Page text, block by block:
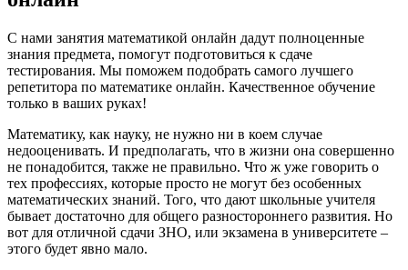
С нами занятия математикой онлайн дадут полноценные
знания предмета, помогут подготовиться к сдаче
тестирования. Мы поможем подобрать самого лучшего
репетитора по математике онлайн. Качественное обучение
только в ваших руках!
Математику, как науку, не нужно ни в коем случае
недооценивать. И предполагать, что в жизни она совершенно
не понадобится, также не правильно. Что ж уже говорить о
тех профессиях, которые просто не могут без особенных
математических знаний. Того, что дают школьные учителя
бывает достаточно для общего разностороннего развития. Но
вот для отличной сдачи ЗНО, или экзамена в университете –
этого будет явно мало.